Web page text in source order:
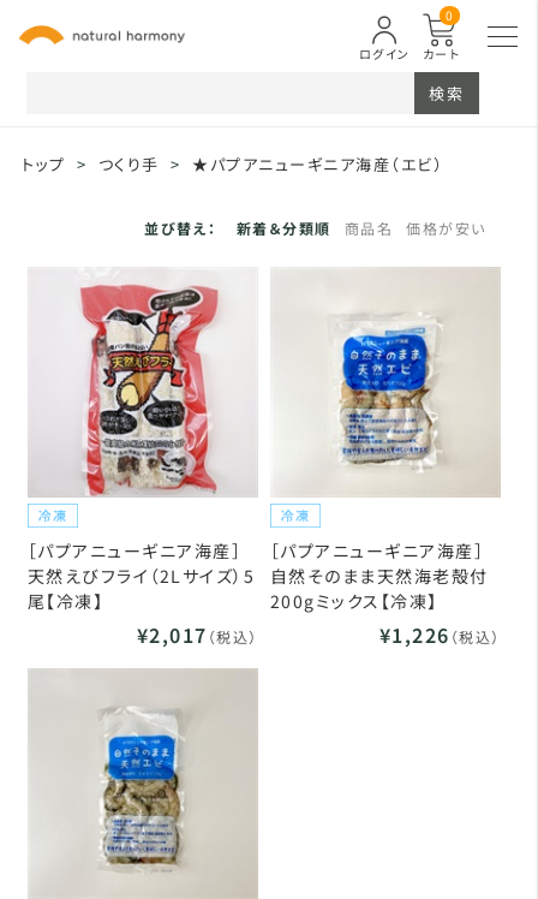
カート
0
ログイン
検索
トップ > つくり手 > ★パプアニューギニア海産（エビ）
並び替え： 新着＆分類順 商品名 価格が安い
［パプアニューギニア海産］
天然えびフライ（2Lサイズ）5
尾【冷凍】
¥2,017 （税込）
［パプアニューギニア海産］
自然そのまま天然海老殻付
200gミックス【冷凍】
¥1,226 （税込）